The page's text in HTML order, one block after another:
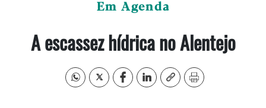
Em Agenda
A escassez hídrica no Alentejo